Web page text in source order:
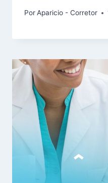
PorAparicio - Corretor